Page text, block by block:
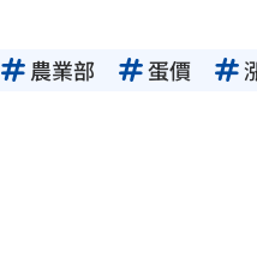
農業部 蛋價